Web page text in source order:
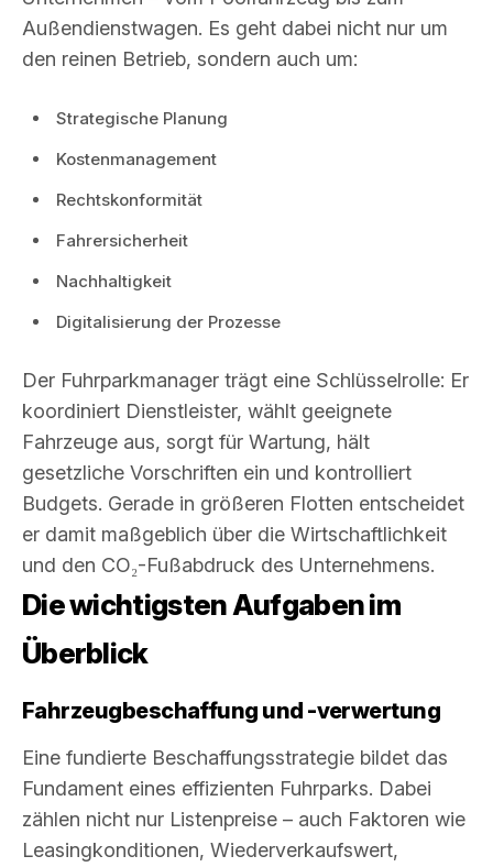
Außendienstwagen. Es geht dabei nicht nur um
den reinen Betrieb, sondern auch um:
Strategische Planung
Kostenmanagement
Rechtskonformität
Fahrersicherheit
Nachhaltigkeit
Digitalisierung der Prozesse
Der Fuhrparkmanager trägt eine Schlüsselrolle: Er
koordiniert Dienstleister, wählt geeignete
Fahrzeuge aus, sorgt für Wartung, hält
gesetzliche Vorschriften ein und kontrolliert
Budgets. Gerade in größeren Flotten entscheidet
er damit maßgeblich über die Wirtschaftlichkeit
und den CO₂-Fußabdruck des Unternehmens.
Die wichtigsten Aufgaben im
Überblick
Fahrzeugbeschaffung und -verwertung
Eine fundierte Beschaffungsstrategie bildet das
Fundament eines effizienten Fuhrparks. Dabei
zählen nicht nur Listenpreise – auch Faktoren wie
Leasingkonditionen, Wiederverkaufswert,